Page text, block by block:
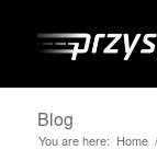
Blog
You are here: Home /